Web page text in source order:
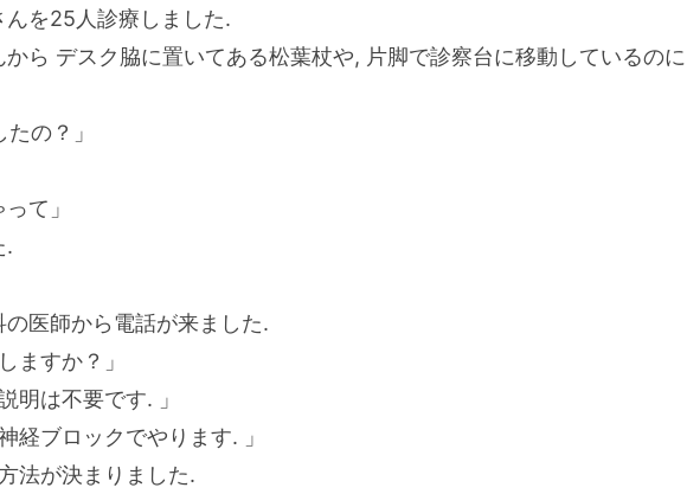
を25人診療しました.
ら デスク脇に置いてある松葉杖や, 片脚で診察台に移動しているのに
の？」
て」
.
医師から電話が来ました.
ますか？」
明は不要です. 」
経ブロックでやります. 」
法が決まりました.